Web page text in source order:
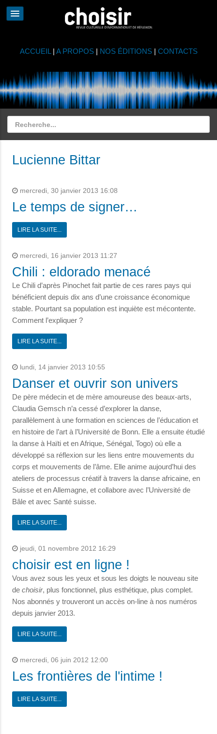
ACCUEIL | A PROPOS| NOS ÉDITIONS| CONTACTS
Lucienne Bittar
mercredi, 30 janvier 2013 16:08
Le temps de signer…
LIRE LA SUITE...
mercredi, 16 janvier 2013 11:27
Chili : eldorado menacé
Le Chili d’après Pinochet fait partie de ces rares pays qui
bénéficient depuis dix ans d’une croissance économique
stable. Pourtant sa population est inquiète est mécontente.
Comment l’expliquer ?
LIRE LA SUITE...
lundi, 14 janvier 2013 10:55
Danser et ouvrir son univers
De père médecin et de mère amoureuse des beaux-arts,
Claudia Gemsch n’a cessé d’explorer la danse,
parallèlement à une formation en sciences de l’éducation et
en histoire de l’art à l’Université de Bonn. Elle a ensuite étudié
la danse à Haïti et en Afrique, Sénégal, Togo) où elle a
développé sa réflexion sur les liens entre mouvements du
corps et mouvements de l’âme. Elle anime aujourd’hui des
ateliers de processus créatif à travers la danse africaine, en
Suisse et en Allemagne, et collabore avec l’Université de
Bâle et avec Santé suisse.
LIRE LA SUITE...
jeudi, 01 novembre 2012 16:29
choisir est en ligne !
Vous avez sous les yeux et sous les doigts le nouveau site
de choisir, plus fonctionnel, plus esthétique, plus complet.
Nos abonnés y trouveront un accès on-line à nos numéros
depuis janvier 2013.
LIRE LA SUITE...
mercredi, 06 juin 2012 12:00
Les frontières de l'intime !
LIRE LA SUITE...